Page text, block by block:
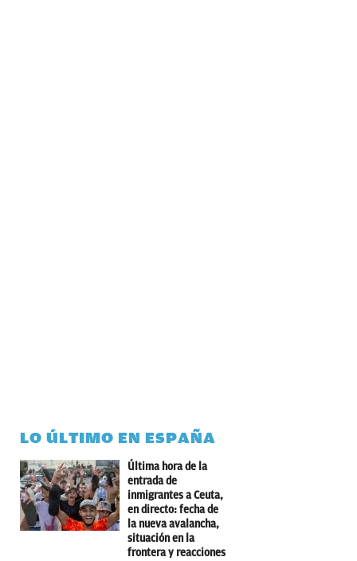
LO ÚLTIMO EN ESPAÑA
Última hora de la
entrada de
inmigrantes a Ceuta,
en directo: fecha de
la nueva avalancha,
situación en la
frontera y reacciones